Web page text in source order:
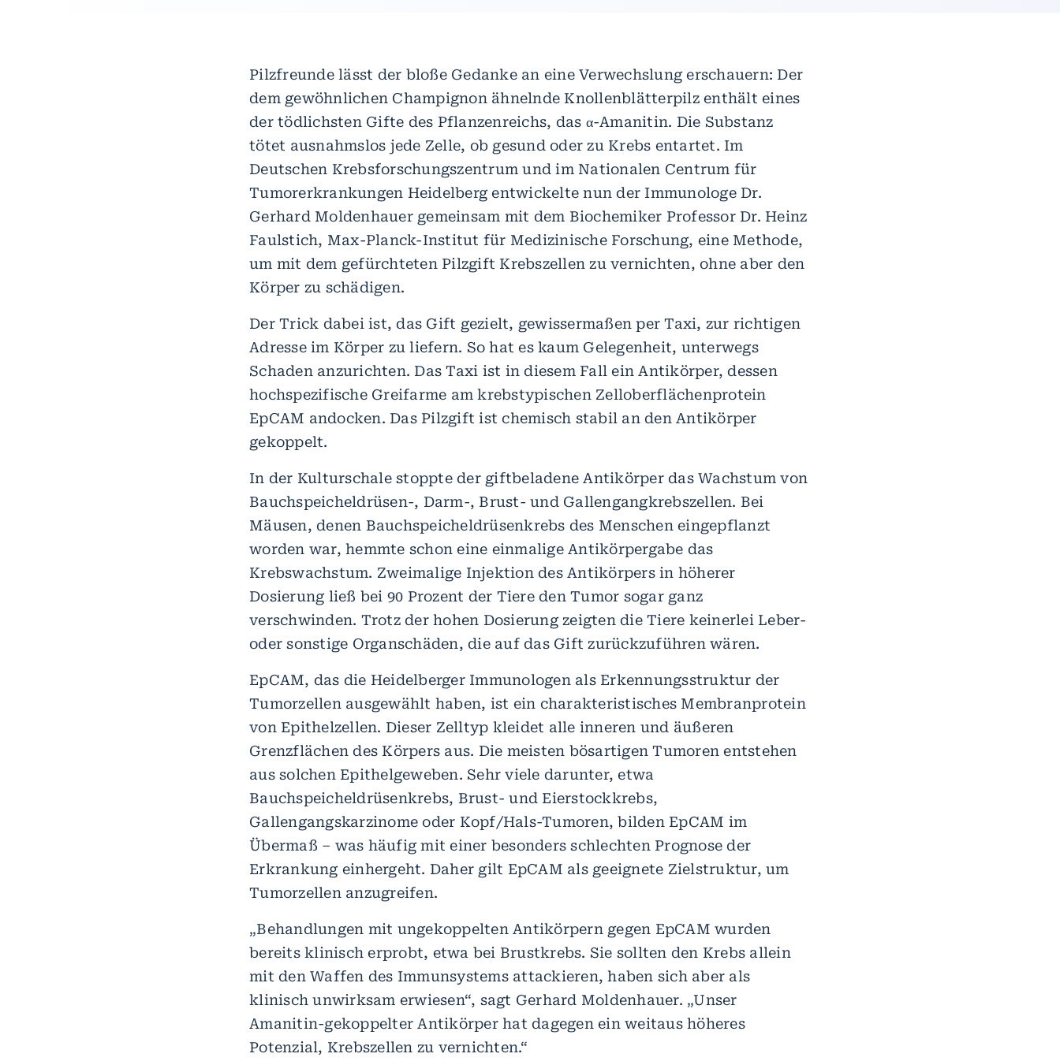
Pilzfreunde lässt der bloße Gedanke an eine Verwechslung erschauern: Der
dem gewöhnlichen Champignon ähnelnde Knollenblätterpilz enthält eines
der tödlichsten Gifte des Pflanzenreichs, das α-Amanitin. Die Substanz
tötet ausnahmslos jede Zelle, ob gesund oder zu Krebs entartet. Im
Deutschen Krebsforschungszentrum und im Nationalen Centrum für
Tumorerkrankungen Heidelberg entwickelte nun der Immunologe Dr.
Gerhard Moldenhauer gemeinsam mit dem Biochemiker Professor Dr. Heinz
Faulstich, Max-Planck-Institut für Medizinische Forschung, eine Methode,
um mit dem gefürchteten Pilzgift Krebszellen zu vernichten, ohne aber den
Körper zu schädigen.
Der Trick dabei ist, das Gift gezielt, gewissermaßen per Taxi, zur richtigen
Adresse im Körper zu liefern. So hat es kaum Gelegenheit, unterwegs
Schaden anzurichten. Das Taxi ist in diesem Fall ein Antikörper, dessen
hochspezifische Greifarme am krebstypischen Zelloberflächenprotein
EpCAM andocken. Das Pilzgift ist chemisch stabil an den Antikörper
gekoppelt.
In der Kulturschale stoppte der giftbeladene Antikörper das Wachstum von
Bauchspeicheldrüsen-, Darm-, Brust- und Gallengangkrebszellen. Bei
Mäusen, denen Bauchspeicheldrüsenkrebs des Menschen eingepflanzt
worden war, hemmte schon eine einmalige Antikörpergabe das
Krebswachstum. Zweimalige Injektion des Antikörpers in höherer
Dosierung ließ bei 90 Prozent der Tiere den Tumor sogar ganz
verschwinden. Trotz der hohen Dosierung zeigten die Tiere keinerlei Leber-
oder sonstige Organschäden, die auf das Gift zurückzuführen wären.
EpCAM, das die Heidelberger Immunologen als Erkennungsstruktur der
Tumorzellen ausgewählt haben, ist ein charakteristisches Membranprotein
von Epithelzellen. Dieser Zelltyp kleidet alle inneren und äußeren
Grenzflächen des Körpers aus. Die meisten bösartigen Tumoren entstehen
aus solchen Epithelgeweben. Sehr viele darunter, etwa
Bauchspeicheldrüsenkrebs, Brust- und Eierstockkrebs,
Gallengangskarzinome oder Kopf/Hals-Tumoren, bilden EpCAM im
Übermaß – was häufig mit einer besonders schlechten Prognose der
Erkrankung einhergeht. Daher gilt EpCAM als geeignete Zielstruktur, um
Tumorzellen anzugreifen.
„Behandlungen mit ungekoppelten Antikörpern gegen EpCAM wurden
bereits klinisch erprobt, etwa bei Brustkrebs. Sie sollten den Krebs allein
mit den Waffen des Immunsystems attackieren, haben sich aber als
klinisch unwirksam erwiesen“, sagt Gerhard Moldenhauer. „Unser
Amanitin-gekoppelter Antikörper hat dagegen ein weitaus höheres
Potenzial, Krebszellen zu vernichten.“